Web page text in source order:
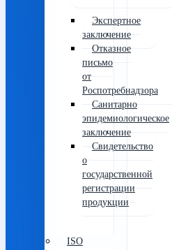
Экспертное
заключение
Отказное
письмо
от
Роспотребнадзора
Санитарно
эпидемиологическое
заключение
Свидетельство
о
государственной
регистрации
продукции
ISO